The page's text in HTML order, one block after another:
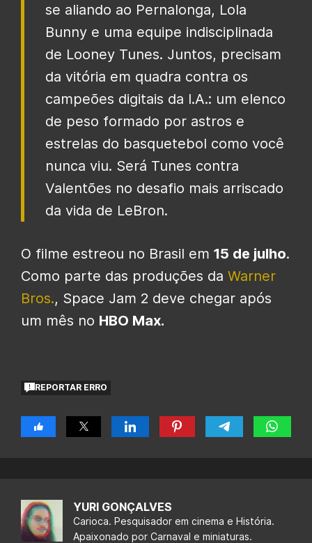
se aliando ao Pernalonga, Lola
Bunny e uma equipe indisciplinada
de Looney Tunes. Juntos, precisam
da vitória em quadra contra os
campeões digitais da I.A.: um elenco
de peso formado por astros e
estrelas do basquetebol como você
nunca viu. Será Tunes contra
Valentões no desafio mais arriscado
da vida de LeBron.
O filme estreou no Brasil em 15 de julho.
Como parte das produções da Warner
Bros., Space Jam 2 deve chegar após
um mês no HBO Max.
REPORTAR ERRO
YURI GONÇALVES
Carioca. Pesquisador em cinema e História.
Apaixonado por Carnaval e miniaturas.